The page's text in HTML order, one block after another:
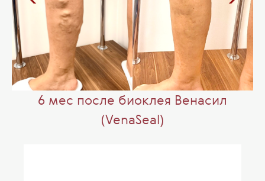
6 мес после биоклея Венасил
(VenaSeal)